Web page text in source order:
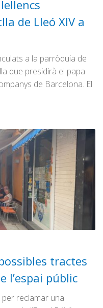
de Lleó XIV a
a la parròquia de
que presidirà el papa
de Barcelona. El
tractes
l’espai públic
reclamar una